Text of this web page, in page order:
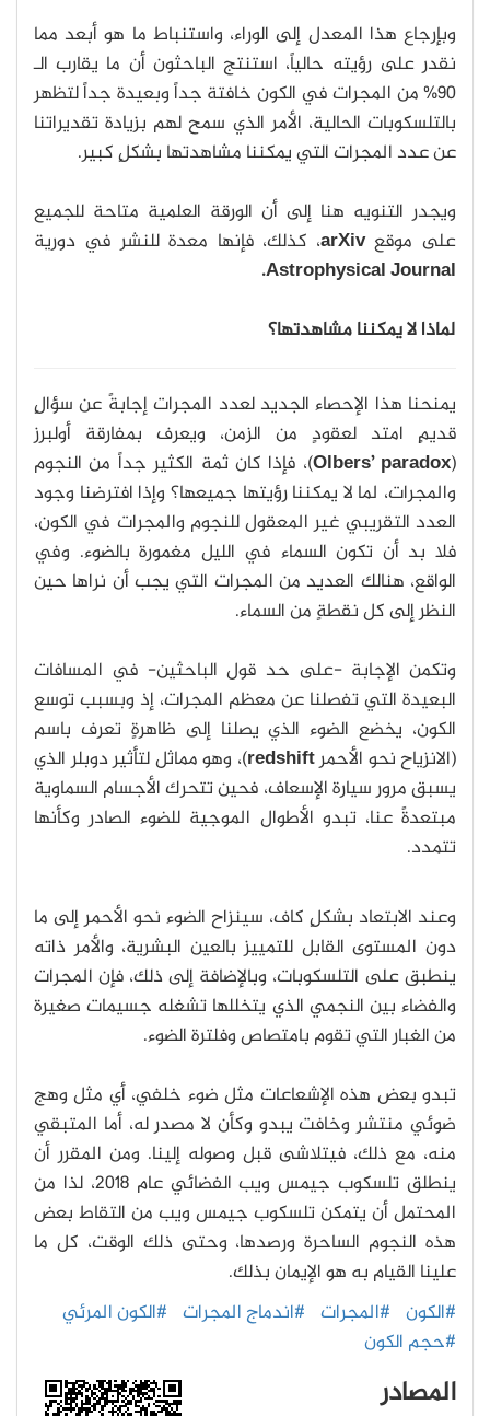
وبإرجاع هذا المعدل إلى الوراء، واستنباط ما هو أبعد مما
نقدر على رؤيته حالياً، استنتج الباحثون أن ما يقارب الـ
90% من المجرات في الكون خافتة جداً وبعيدة جداً لتظهر
بالتلسكوبات الحالية، الأمر الذي سمح لهم بزيادة تقديراتنا
عن عدد المجرات التي يمكننا مشاهدتها بشكلٍ كبير.
ويجدر التنويه هنا إلى أن الورقة العلمية متاحة للجميع
على موقع arXiv
، كذلك، فإنها معدة للنشر في دورية
Astrophysical Journal.
لماذا لا يمكننا مشاهدتها؟
يمنحنا هذا الإحصاء الجديد لعدد المجرات إجابةً عن سؤالٍ
قديمٍ امتد لعقودٍ من الزمن، ويعرف بمفارقة أولبرز
(
Olbers’ paradox)، فإذا كان ثمة الكثير جداً من النجوم
والمجرات، لما لا يمكننا رؤيتها جميعها؟ وإذا افترضنا وجود
العدد التقريبي غير المعقول للنجوم والمجرات في الكون،
فلا بد أن تكون السماء في الليل مغمورة بالضوء. وفي
الواقع، هنالك العديد من المجرات التي يجب أن نراها حين
النظر إلى كل نقطةٍ من السماء.
وتكمن الإجابة -على حد قول الباحثين- في المسافات
البعيدة التي تفصلنا عن معظم المجرات، إذ وبسبب توسع
الكون، يخضع الضوء الذي يصلنا إلى ظاهرةٍ تعرف باسم
(الانزياح نحو الأحمرredshift
)، وهو مماثل لتأثير دوبلر الذي
يسبق مرور سيارة الإسعاف، فحين تتحرك الأجسام السماوية
مبتعدةً عنا، تبدو الأطوال الموجية للضوء الصادر وكأنها
تتمدد.
وعند الابتعاد بشكلٍ كاف، سينزاح الضوء نحو الأحمر إلى ما
دون المستوى القابل للتمييز بالعين البشرية، والأمر ذاته
ينطبق على التلسكوبات، وبالإضافة إلى ذلك، فإن المجرات
والفضاء بين النجمي الذي يتخللها تشغله جسيمات صغيرة
من الغبار التي تقوم بامتصاص وفلترة الضوء.
تبدو بعض هذه الإشعاعات مثل ضوء خلفي، أي مثل وهج
ضوئي منتشر وخافت يبدو وكأن لا مصدر له، أما المتبقي
منه، مع ذلك، فيتلاشى قبل وصوله إلينا. ومن المقرر أن
ينطلق تلسكوب جيمس ويب الفضائي عام 2018، لذا من
المحتمل أن يتمكن تلسكوب جيمس ويب من التقاط بعض
هذه النجوم الساحرة ورصدها، وحتى ذلك الوقت، كل ما
علينا القيام به هو الإيمان بذلك.
#الكون #المجرات #اندماج المجرات #الكون المرئي
#حجم الكون
المصادر